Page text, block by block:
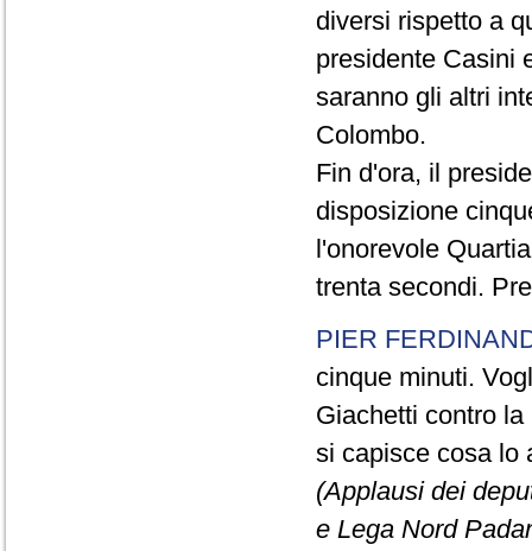
diversi rispetto a
presidente Casini
saranno gli altri
Colombo.
Fin d'ora, il
disposizione
l'onorevole
trenta secondi.
PIER
cinque minuti.
Giachetti contro
si capisce cosa lo
(Applausi dei
e Lega Nord